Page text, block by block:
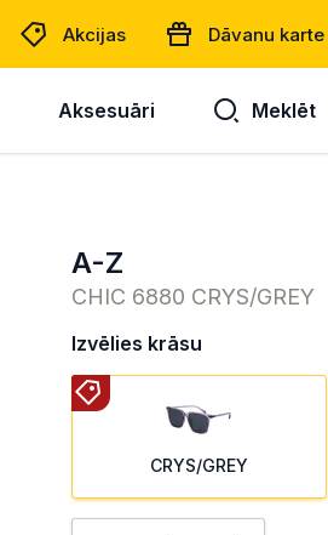
Akcijas Dāvanu karte
Aksesuāri Meklēt
A-Z
CHIC 6880 CRYS/GREY
Izvēlies krāsu
CRYS/GREY